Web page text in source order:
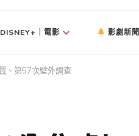
DISNEY+｜電影 影劇新聞
、第57次壁外調查